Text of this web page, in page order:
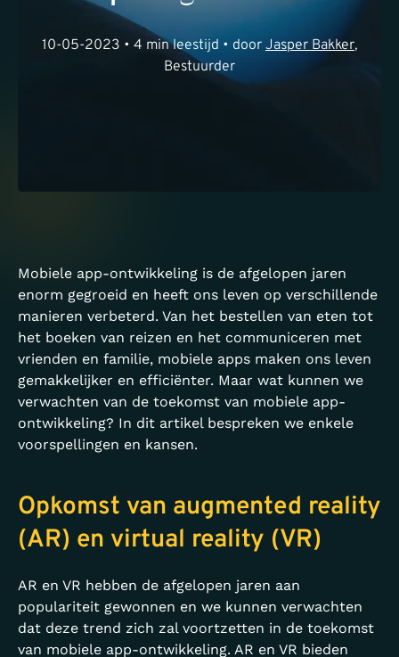
10-05-2023 • 4 min leestijd • door Jasper Bakker,
Bestuurder
Mobiele app-ontwikkeling is de afgelopen jaren
enorm gegroeid en heeft ons leven op verschillende
manieren verbeterd. Van het bestellen van eten tot
het boeken van reizen en het communiceren met
vrienden en familie, mobiele apps maken ons leven
gemakkelijker en efficiënter. Maar wat kunnen we
verwachten van de toekomst van mobiele app-
ontwikkeling? In dit artikel bespreken we enkele
voorspellingen en kansen.
Opkomst van augmented reality
(AR) en virtual reality (VR)
AR en VR hebben de afgelopen jaren aan
populariteit gewonnen en we kunnen verwachten
dat deze trend zich zal voortzetten in de toekomst
van mobiele app-ontwikkeling. AR en VR bieden